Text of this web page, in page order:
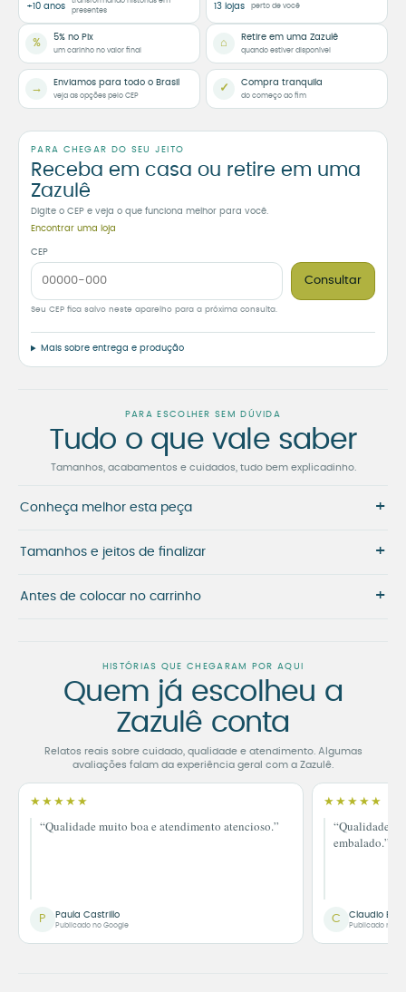
+10 anos
presentes
13 lojas perto de você
% 5% no Pix
um carinho no valor final
⌂ Retire em uma Zazulê
quando estiver disponível
→ Enviamos para todo o Brasil
veja as opções pelo CEP
✓ Compra tranquila
do começo ao fim
PARA CHEGAR DO SEU JEITO
Receba em casa ou retire em uma
Zazulê
Digite o CEP e veja o que funciona melhor para você.
Encontrar uma loja
CEP
Consultar
Seu CEP fica salvo neste aparelho para a próxima consulta.
Mais sobre entrega e produção
PARA ESCOLHER SEM DÚVIDA
Tudo o que vale saber
Tamanhos, acabamentos e cuidados, tudo bem explicadinho.
Conheça melhor esta peça +
Tamanhos e jeitos de finalizar +
Antes de colocar no carrinho +
HISTÓRIAS QUE CHEGARAM POR AQUI
Quem já escolheu a
Zazulê conta
Relatos reais sobre cuidado, qualidade e atendimento. Algumas
avaliações falam da experiência geral com a Zazulê.
★★★★★
“Qualidade muito boa e atendimento atencioso.”
P Paula Castrillo
Publicado no Google
★★★★★
“Qualidade
embalado.”
C Claudio
Publicado no